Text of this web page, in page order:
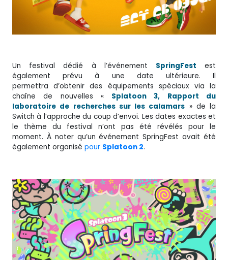
Un festival dédié à l’événement SpringFest est
également prévu à une date ultérieure. Il
permettra d’obtenir des équipements spéciaux via la
chaîne de nouvelles « Splatoon 3, Rapport du
laboratoire de recherches sur les calamars » de la
Switch à l’approche du coup d’envoi. Les dates exactes et
le thème du festival n’ont pas été révélés pour le
moment. À noter qu’un événement SpringFest avait été
également organisé pour Splatoon 2.